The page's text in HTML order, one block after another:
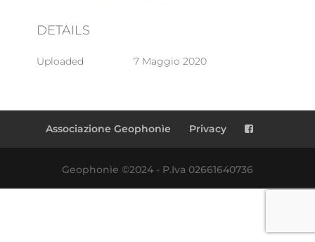
DETAILS
Uploaded 7 Maggio 2020
Associazione Geophonìe Privacy
Geophonìe ©2024 - P.Iva 02661640736